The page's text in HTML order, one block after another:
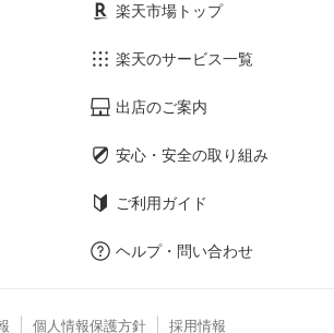
楽天市場トップ
楽天のサービス一覧
出店のご案内
安心・安全の取り組み
ご利用ガイド
ヘルプ・問い合わせ
個人情報保護方針 採用情報